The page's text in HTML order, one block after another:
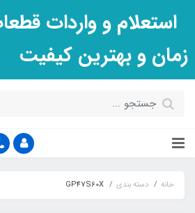
استعلام و واردات
زمان و بهترین کیفیت
خانه دسته بندی GP47S60X